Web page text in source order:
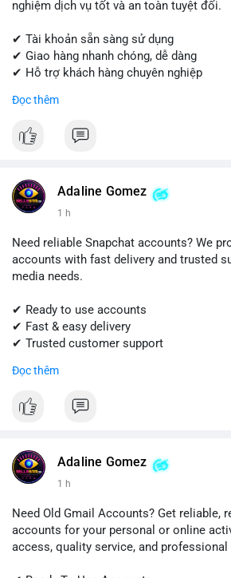
nghiệm dịch vụ tốt và an toàn tuyệt đối.
✔ Tài khoản sẵn sàng sử dụng
✔ Giao hàng nhanh chóng, dễ dàng
✔ Hỗ trợ khách hàng chuyên nghiệp
Liên hệ ngay để được tư vấn và đặt hàng:
💬 Telegram: @SellsSMM
#sellssmm
Đọc thêm
Adaline Gomez
1 h
Need reliable Snapchat accounts? We
accounts with fast delivery and trusted
media needs.
✔ Ready to use accounts
✔ Fast & easy delivery
✔ Trusted customer support
📱 WhatsApp: +1 (681) 549-2683
Đọc thêm
Adaline Gomez
1 h
Need Old Gmail Accounts? Get reliable,
accounts for your personal or online
access, quality service, and professional